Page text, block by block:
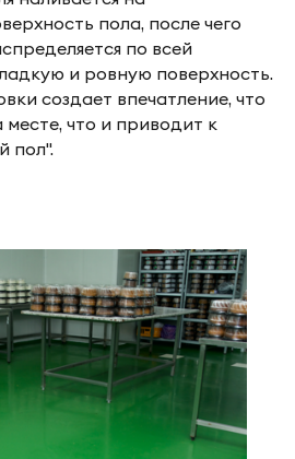
пола, после чего
по всей
и ровную поверхность.
создает впечатление, что
месте, что и приводит к
пол".